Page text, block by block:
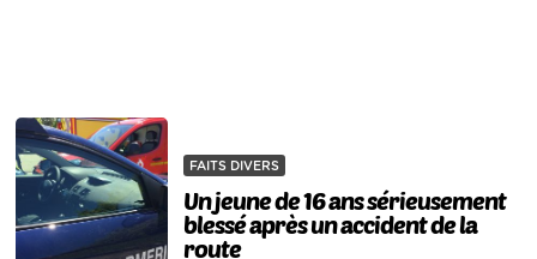
FAITS DIVERS
Un jeune de 16 ans sérieusement
blessé après un accident de la
route